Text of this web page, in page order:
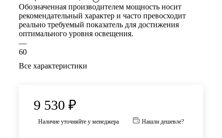
Обозначенная производителем мощность носит
рекомендательный характер и часто превосходит
реально требуемый показатель для достижения
оптимального уровня освещения.
—
60
Все характеристики
9 530 ₽
Наличие уточняйте у менеджера Нашли дешевле?